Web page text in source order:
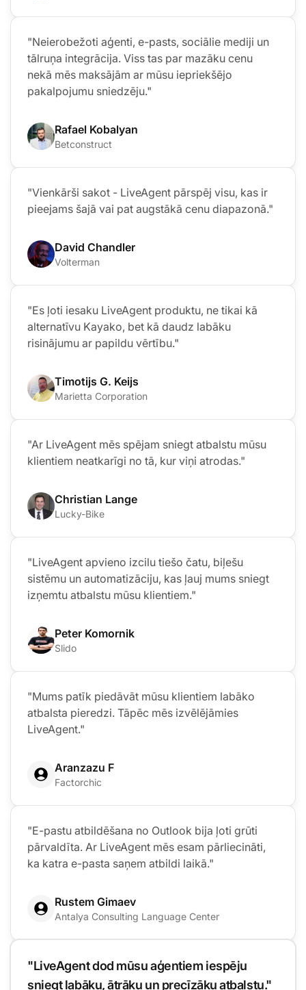
"Neierobežoti aģenti, e-pasts, sociālie mediji un
tālruņa integrācija. Viss tas par mazāku cenu
nekā mēs maksājām ar mūsu iepriekšējo
pakalpojumu sniedzēju."
Rafael Kobalyan
Betconstruct
"Vienkārši sakot - LiveAgent pārspēj visu, kas ir
pieejams šajā vai pat augstākā cenu diapazonā."
David Chandler
Volterman
"Es ļoti iesaku LiveAgent produktu, ne tikai kā
alternatīvu Kayako, bet kā daudz labāku
risinājumu ar papildu vērtību."
Timotijs G. Keijs
Marietta Corporation
"Ar LiveAgent mēs spējam sniegt atbalstu mūsu
klientiem neatkarīgi no tā, kur viņi atrodas."
Christian Lange
Lucky-Bike
"LiveAgent apvieno izcilu tiešo čatu, biļešu
sistēmu un automatizāciju, kas ļauj mums sniegt
izņemtu atbalstu mūsu klientiem."
Peter Komornik
Slido
"Mums patīk piedāvāt mūsu klientiem labāko
atbalsta pieredzi. Tāpēc mēs izvēlējāmies
LiveAgent."
Aranzazu F
Factorchic
"E-pastu atbildēšana no Outlook bija ļoti grūti
pārvaldīta. Ar LiveAgent mēs esam pārliecināti,
ka katra e-pasta saņem atbildi laikā."
Rustem Gimaev
Antalya Consulting Language Center
"LiveAgent dod mūsu aģentiem iespēju
sniegt labāku, ātrāku un precīzāku atbalstu."